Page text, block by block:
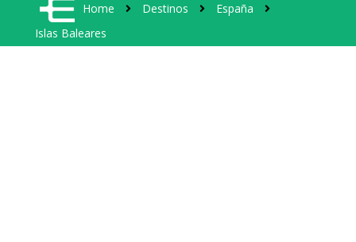
Home Destinos
España
Islas Baleares